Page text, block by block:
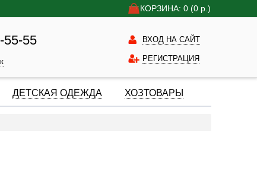
КОРЗИНА: 0 (0 р.)
55-55 ВХОД НА САЙТ
РЕГИСТРАЦИЯ
ДЕТСКАЯ ОДЕЖДА ХОЗТОВАРЫ